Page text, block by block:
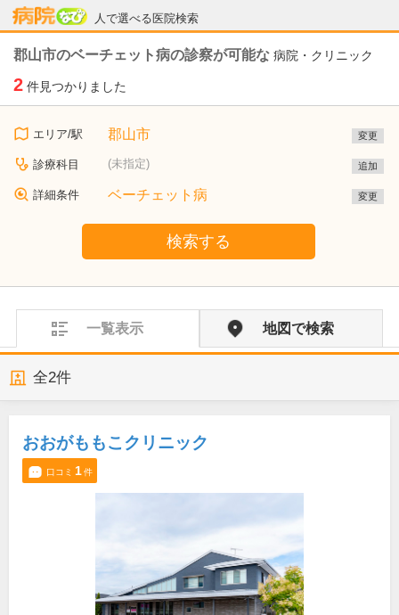
人で選べる医院検索
病院なび
郡山市のベーチェット病の診察が可能な 病院・クリニック
2 件見つかりました
エリア/駅 郡山市 変更
診療科目 (未指定) 追加
詳細条件 ベーチェット病 変更
検索する
一覧表示 地図で検索
全2件
おおがももこクリニック
口コミ 1件